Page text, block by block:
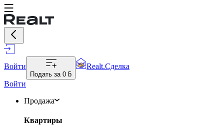
Войти
Подать за 0 ƃ
Realt.Сделка
Войти
Продажа
Квартиры